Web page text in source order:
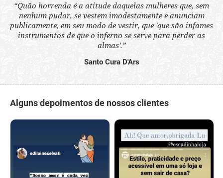
“Quão horrenda é a atitude daquelas mulheres que, sem
nenhum pudor, se vestem imodestamente e anunciam
publicamente, em seu modo de vestir, que 'que são infames
instrumentos de que o inferno se serve para perder as
almas'.”
Santo Cura D'Ars
Alguns depoimentos de nossos clientes